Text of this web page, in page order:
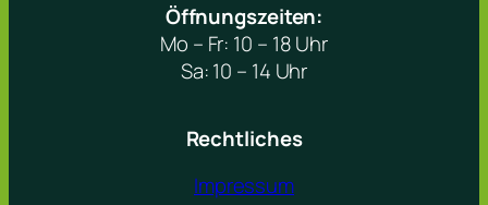
Öffnungszeiten:
Mo – Fr: 10 – 18 Uhr
Sa: 10 – 14 Uhr
Rechtliches
Impressum